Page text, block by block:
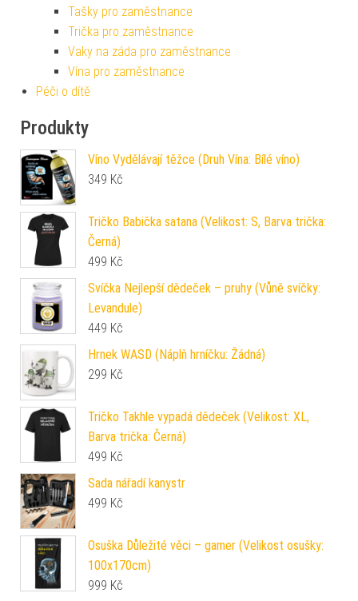
Tašky pro zaměstnance
Trička pro zaměstnance
Vaky na záda pro zaměstnance
Vína pro zaměstnance
Péči o dítě
Produkty
Víno Vydělávají těžce (Druh Vína: Bílé víno)
349 Kč
Tričko Babička satana (Velikost: S, Barva trička:
Černá)
499 Kč
Svíčka Nejlepší dědeček – pruhy (Vůně svíčky:
Levandule)
449 Kč
Hrnek WASD (Náplň hrníčku: Žádná)
299 Kč
Tričko Takhle vypadá dědeček (Velikost: XL,
Barva trička: Černá)
499 Kč
Sada nářadí kanystr
499 Kč
Osuška Důležité věci – gamer (Velikost osušky:
100x170cm)
999 Kč